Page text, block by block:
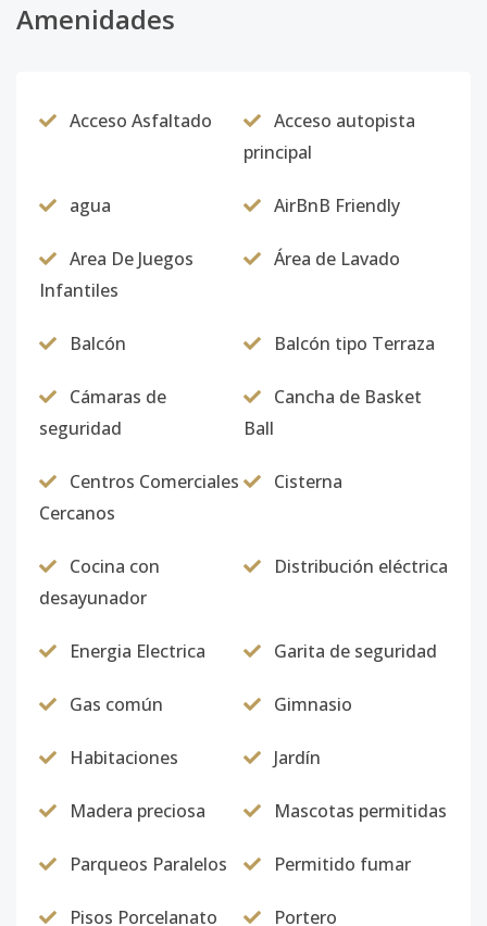
Amenidades
Acceso Asfaltado
Acceso autopista
principal
agua AirBnB Friendly
Area De Juegos
Infantiles
Área de Lavado
Balcón Balcón tipo Terraza
Cámaras de
seguridad
Cancha de Basket
Ball
Centros Comerciales
Cercanos
Cisterna
Cocina con
desayunador
Distribución eléctrica
Energia Electrica Garita de seguridad
Gas común Gimnasio
Habitaciones Jardín
Madera preciosa Mascotas permitidas
Parqueos Paralelos Permitido fumar
Pisos Porcelanato Portero